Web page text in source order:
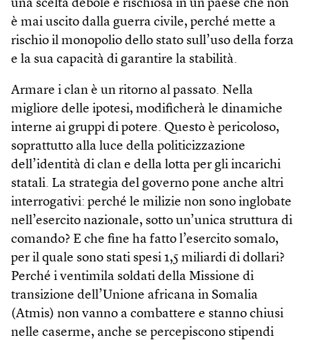
una scelta debole e rischiosa in un paese che non
è mai uscito dalla guerra civile, perché mette a
rischio il monopolio dello stato sull’uso della forza
e la sua capacità di garantire la stabilità.
Armare i clan è un ritorno al passato. Nella
migliore delle ipotesi, modificherà le dinamiche
interne ai gruppi di potere. Questo è pericoloso,
soprattutto alla luce della politicizzazione
dell’identità di clan e della lotta per gli incarichi
statali. La strategia del governo pone anche altri
interrogativi: perché le milizie non sono inglobate
nell’esercito nazionale, sotto un’unica struttura di
comando? E che fine ha fatto l’esercito somalo,
per il quale sono stati spesi 1,5 miliardi di dollari?
Perché i ventimila soldati della Missione di
transizione dell’Unione africana in Somalia
(Atmis) non vanno a combattere e stanno chiusi
nelle caserme, anche se percepiscono stipendi